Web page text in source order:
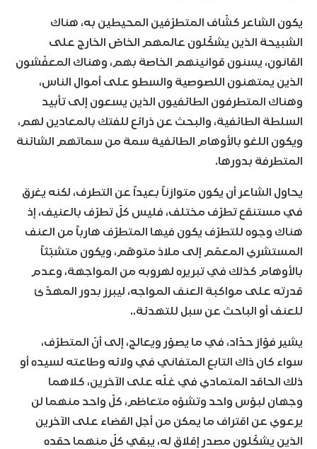
يكون الشاعر كشّاف المتطرّفين المحيطين به، هناك
الشبيحة الذين يشكّلون عالمهم الخاصّ الخارج على
القانون، يسنون قوانينهم الخاصة بهم، وهناك المعفّشون
الذين يمتهنون اللصوصية والسطو على أموال الناس،
وهناك المتطرفون الطائفيون الذين يسعون إلى تأبيد
السلطة الطائفية، والبحث عن ذرائع للفتك بالمعادين لهم،
ويكون اللغو بالأوهام الطائفية سمة من سماتهم الشائنة
المتطرفة بدورها.
يحاول الشاعر أن يكون متوازناً بعيداً عن التطرف، لكنه يغرق
في مستنقع تطرّف مختلف، فليس كلّ تطرّف بالعنيف، إذ
هناك وجوه للتطرّف يكون فيها المتطرّف هارباً من العنف
المستشري المعمّم إلى ملاذ متوهّم، ويكون متشبّثاً
بالأوهام كذلك في تبريره لهروبه من المواجهة، وعدم
قدرته على مواكبة العنف المواجه، ليبرز بدور المهدّئ
للعنف أو الباحث عن سبل للتهدئة..
يشير فوّاز حدّاد، في ما يصوّر ويعالج، إلى أنّ المتطرّف،
سواء كان ذاك التابع المتفاني في ولائه وطاعته لسيده أو
ذلك الحاقد المتمادي في غلّه على الآخرين، كلاهما
وجهان لبؤس واحد وتشوّه متعاظم، كلّ واحد منهما لن
يرعوي عن اقتراف ما يمكن من أجل القضاء على الآخرين
الذين يشكّلون مصدر إقلاق له، يبقي كلّ منهما حقده